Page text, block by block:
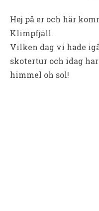
Hej på er och här
Klimpfjäll.
Vilken dag vi hade
skotertur och idag
himmel oh sol!